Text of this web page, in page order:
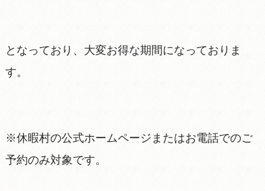
となっており、大変お得な期間になっておりま
す。
※休暇村の公式ホームページまたはお電話でのご
予約のみ対象です。